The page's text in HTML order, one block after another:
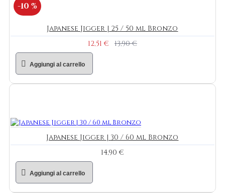
-10 %
Japanese Jigger | 25 / 50 ml Bronzo
12,51 €
13,90 €
Aggiungi al carrello
Japanese Jigger | 30 / 60 ml Bronzo
14,90 €
Aggiungi al carrello